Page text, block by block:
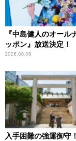
『中島健人のオール
ッポン』放送決定！
2026.08.08
入手困難の強運御